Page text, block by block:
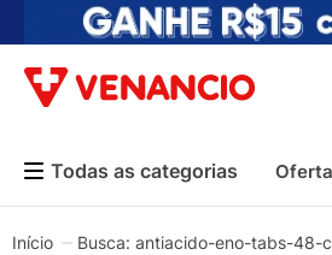
antiacido-eno-tabs-48-
1º
coristina